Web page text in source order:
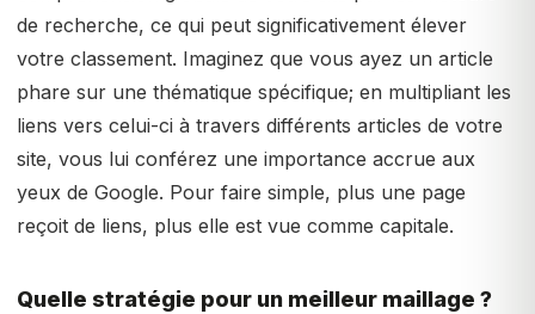
de recherche, ce qui peut significativement élever
votre classement. Imaginez que vous ayez un article
phare sur une thématique spécifique; en multipliant les
liens vers celui-ci à travers différents articles de votre
site, vous lui conférez une importance accrue aux
yeux de Google. Pour faire simple, plus une page
reçoit de liens, plus elle est vue comme capitale.
Quelle stratégie pour un meilleur maillage ?